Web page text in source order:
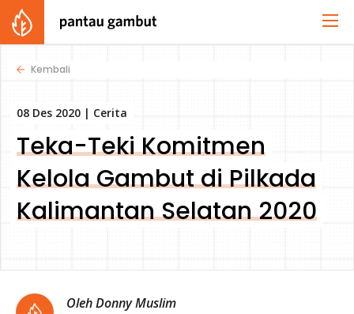
Kembali
08 Des 2020 | Cerita
Teka-Teki Komitmen
Kelola Gambut di Pilkada
Kalimantan Selatan 2020
Oleh Donny Muslim